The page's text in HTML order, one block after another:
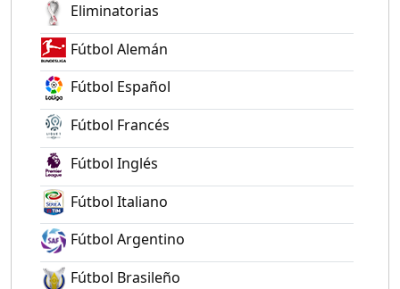
Eliminatorias
Fútbol Alemán
Fútbol Español
Fútbol Francés
Fútbol Inglés
Fútbol Italiano
Fútbol Argentino
Fútbol Brasileño